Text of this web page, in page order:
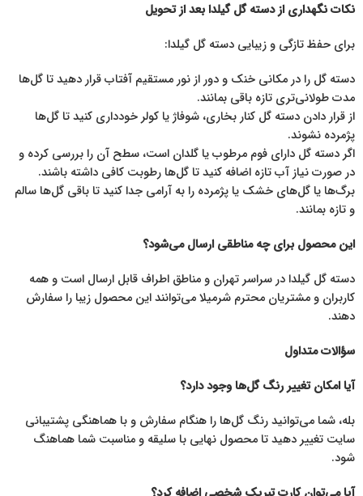
نکات نگهداری از دسته گل گیلدا بعد از تحویل
برای حفظ تازگی و زیبایی دسته گل گیلدا:
دسته گل را در مکانی خنک و دور از نور مستقیم آفتاب قرار دهید تا گل‌ها
مدت طولانی‌تری تازه باقی بمانند.
از قرار دادن دسته گل کنار بخاری، شوفاژ یا کولر خودداری کنید تا گل‌ها
پژمرده نشوند.
اگر دسته گل دارای فوم مرطوب یا گلدان است، سطح آن را بررسی کرده و
در صورت نیاز آب تازه اضافه کنید تا گل‌ها رطوبت کافی داشته باشند.
برگ‌ها یا گل‌های خشک یا پژمرده را به آرامی جدا کنید تا باقی گل‌ها سالم
و تازه بمانند.
این محصول برای چه مناطقی ارسال می‌شود؟
دسته گل گیلدا در سراسر تهران و مناطق اطراف قابل ارسال است و همه
کاربران و مشتریان محترم شرمیلا می‌توانند این محصول زیبا را سفارش
دهند.
سؤالات متداول
آیا امکان تغییر رنگ گل‌ها وجود دارد؟
بله، شما می‌توانید رنگ گل‌ها را هنگام سفارش و با هماهنگی پشتیبانی
سایت تغییر دهید تا محصول نهایی با سلیقه و مناسبت شما هماهنگ
شود.